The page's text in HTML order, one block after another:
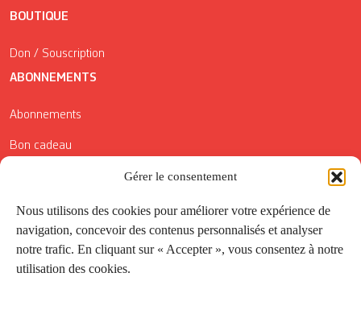
Gérer le consentement
Nous utilisons des cookies pour améliorer votre expérience de
navigation, concevoir des contenus personnalisés et analyser
notre trafic. En cliquant sur « Accepter », vous consentez à notre
utilisation des cookies.
BOUTIQUE
Don / Souscription
ABONNEMENTS
Abonnements
Bon cadeau
Conditions générales de vente
Réductions de la Carte Côté Courrier
Application